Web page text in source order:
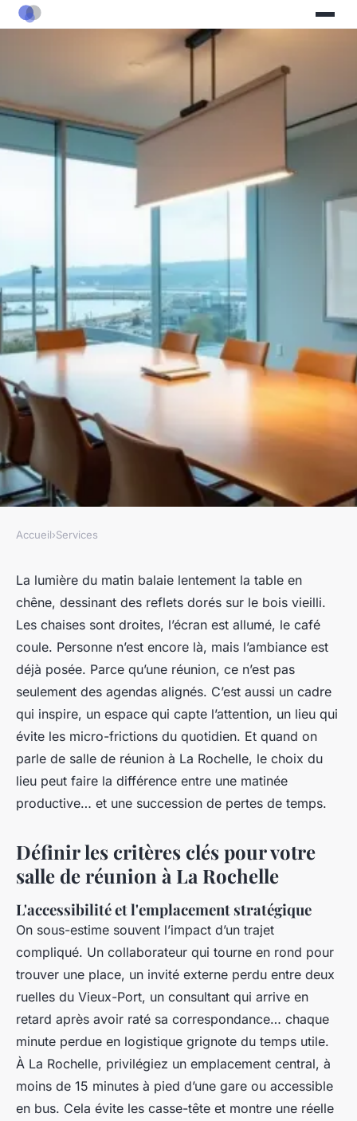
Choisir une salle de réunion à
La Rochelle selon vos besoins
Nicet• 16/05/2026 12:03 •9 min de lecture
Accueil›Services
La lumière du matin balaie lentement la table en
chêne, dessinant des reflets dorés sur le bois vieilli.
Les chaises sont droites, l’écran est allumé, le café
coule. Personne n’est encore là, mais l’ambiance est
déjà posée. Parce qu’une réunion, ce n’est pas
seulement des agendas alignés. C’est aussi un cadre
qui inspire, un espace qui capte l’attention, un lieu qui
évite les micro-frictions du quotidien. Et quand on
parle de salle de réunion à La Rochelle, le choix du
lieu peut faire la différence entre une matinée
productive… et une succession de pertes de temps.
Définir les critères clés pour votre
salle de réunion à La Rochelle
L'accessibilité et l'emplacement stratégique
On sous-estime souvent l’impact d’un trajet
compliqué. Un collaborateur qui tourne en rond pour
trouver une place, un invité externe perdu entre deux
ruelles du Vieux-Port, un consultant qui arrive en
retard après avoir raté sa correspondance… chaque
minute perdue en logistique grignote du temps utile.
À La Rochelle, privilégiez un emplacement central, à
moins de 15 minutes à pied d’une gare ou accessible
en bus. Cela évite les casse-tête et montre une réelle